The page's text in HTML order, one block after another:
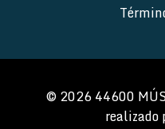
© 2026 44600
realizado